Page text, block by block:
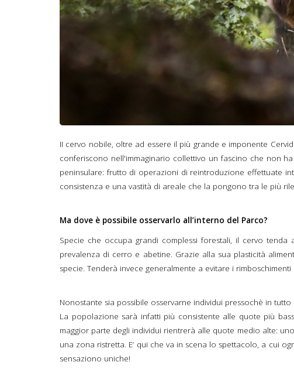
II cervo nobile, oltre ad essere il più grande e imponente
conferiscono nell'immaginario collettivo un fascino che non
peninsulare: frutto di operazioni di reintroduzione effettuate
consistenza e una vastità di areale che la pongono tra le più
Ma dove è possibile osservarlo all’interno del Parco?
Specie che occupa grandi complessi forestali, il cervo
prevalenza di cerro e abetine. Grazie alla sua plasticità
specie. Tenderà invece generalmente a evitare i
Nonostante sia possibile osservarne individui pressochè in
La popolazione sarà infatti più consistente alle quote più
maggior parte degli individui rientrerà alle quote medio alte:
una zona ristretta. E’ qui che va in scena lo spettacolo, a cui
sensaziono uniche!